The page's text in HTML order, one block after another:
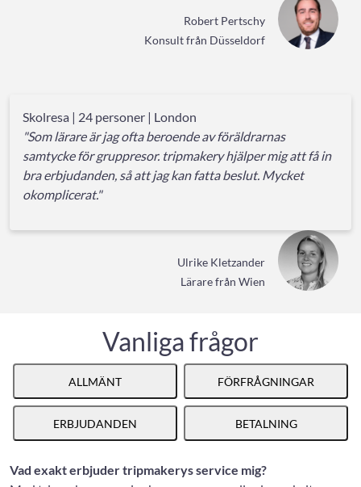
Robert Pertschy
Konsult från Düsseldorf
Skolresa | 24 personer | London
"Som lärare är jag ofta beroende av föräldrarnas
samtycke för gruppresor. tripmakery hjälper mig att få in
bra erbjudanden, så att jag kan fatta beslut. Mycket
okomplicerat."
Ulrike Kletzander
Lärare från Wien
Vanliga frågor
ALLMÄNT FÖRFRÅGNINGAR
ERBJUDANDEN BETALNING
Vad exakt erbjuder tripmakerys service mig?